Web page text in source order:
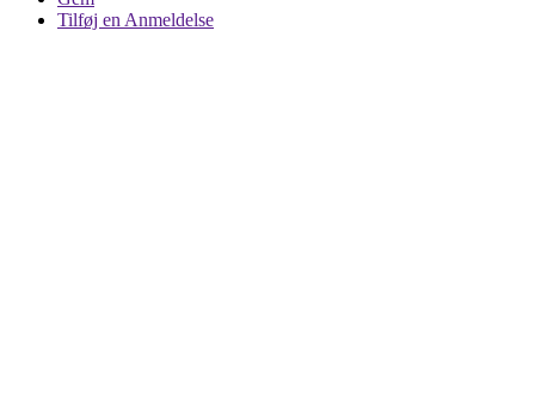
Tilføj en Anmeldelse